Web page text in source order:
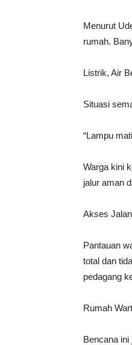
Menurut
rumah.
Listrik, Air
Situasi
“Lampu
Warga kini
jalur aman
Akses
Pantauan
total dan
pedagang
Rumah
Bencana